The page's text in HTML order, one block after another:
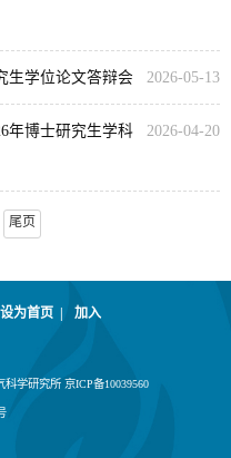
2026-05-13
生学位论文答辩会
2026-04-20
年博士研究生学科
尾页
设为首页 加入
学研究所 京ICP备10039560